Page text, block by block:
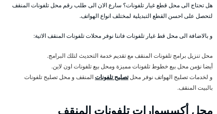
هل تحتاج الى محل قطع غيار تلفونات؟ سارع الان الى طلب رقم محل تلفونات المنقف
لتحصل على احسن القطع التبديلية لمختلف انواع الهواتف.
و بالاضافة الى محل قط غيار تلفونات فاننا نوفر محلات تلفونات المنقف الاتية:
محل تنزيل برامج تلفونات المنقف مع تقديم خدمة التحديث لتلك البرامج.
أيضا نؤمن محل بيع خطوط تلفونات مميزة ومحل بيع تلفونات اون لاين.
و لخدمات تصليح الهواتف نوفر محلتصليح تلفوناتالمنقف و محل تصليح تلفونات
بالبيت المنقف.
محل أكسسوارات تلفونات المنقف